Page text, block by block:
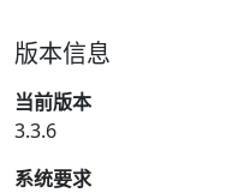
版本信息
当前版本
3.3.6
系统要求